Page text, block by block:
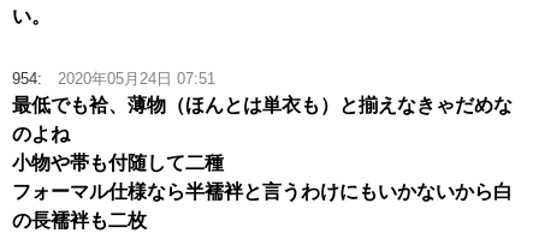
い。
954: 2020年05月24日 07:51
最低でも袷、薄物（ほんとは単衣も）と揃えなきゃだめな
のよね
小物や帯も付随して二種
フォーマル仕様なら半襦袢と言うわけにもいかないから白
の長襦袢も二枚